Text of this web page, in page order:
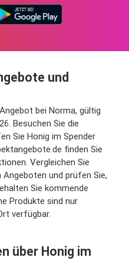
und
bei Norma, gültig
Besuchen Sie die
Sie Honig im Spender
finden Sie
Vergleichen Sie
und prüfen Sie,
Sie kommende
Produkte sind nur
verfügbar.
über Honig im